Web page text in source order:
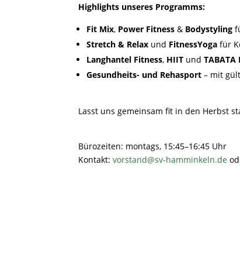
Highlights unseres Programms:
Fit Mix, Power Fitness & Bodystyling
Stretch & Relax und FitnessYoga für
Langhantel Fitness, HIIT undTABATA
Gesundheits- und Rehasport – mit
Lasst uns gemeinsam fit in den Herbst
Bürozeiten: montags, 15:45–16:45 Uhr
Kontakt:vorstand@sv-hamminkeln.de